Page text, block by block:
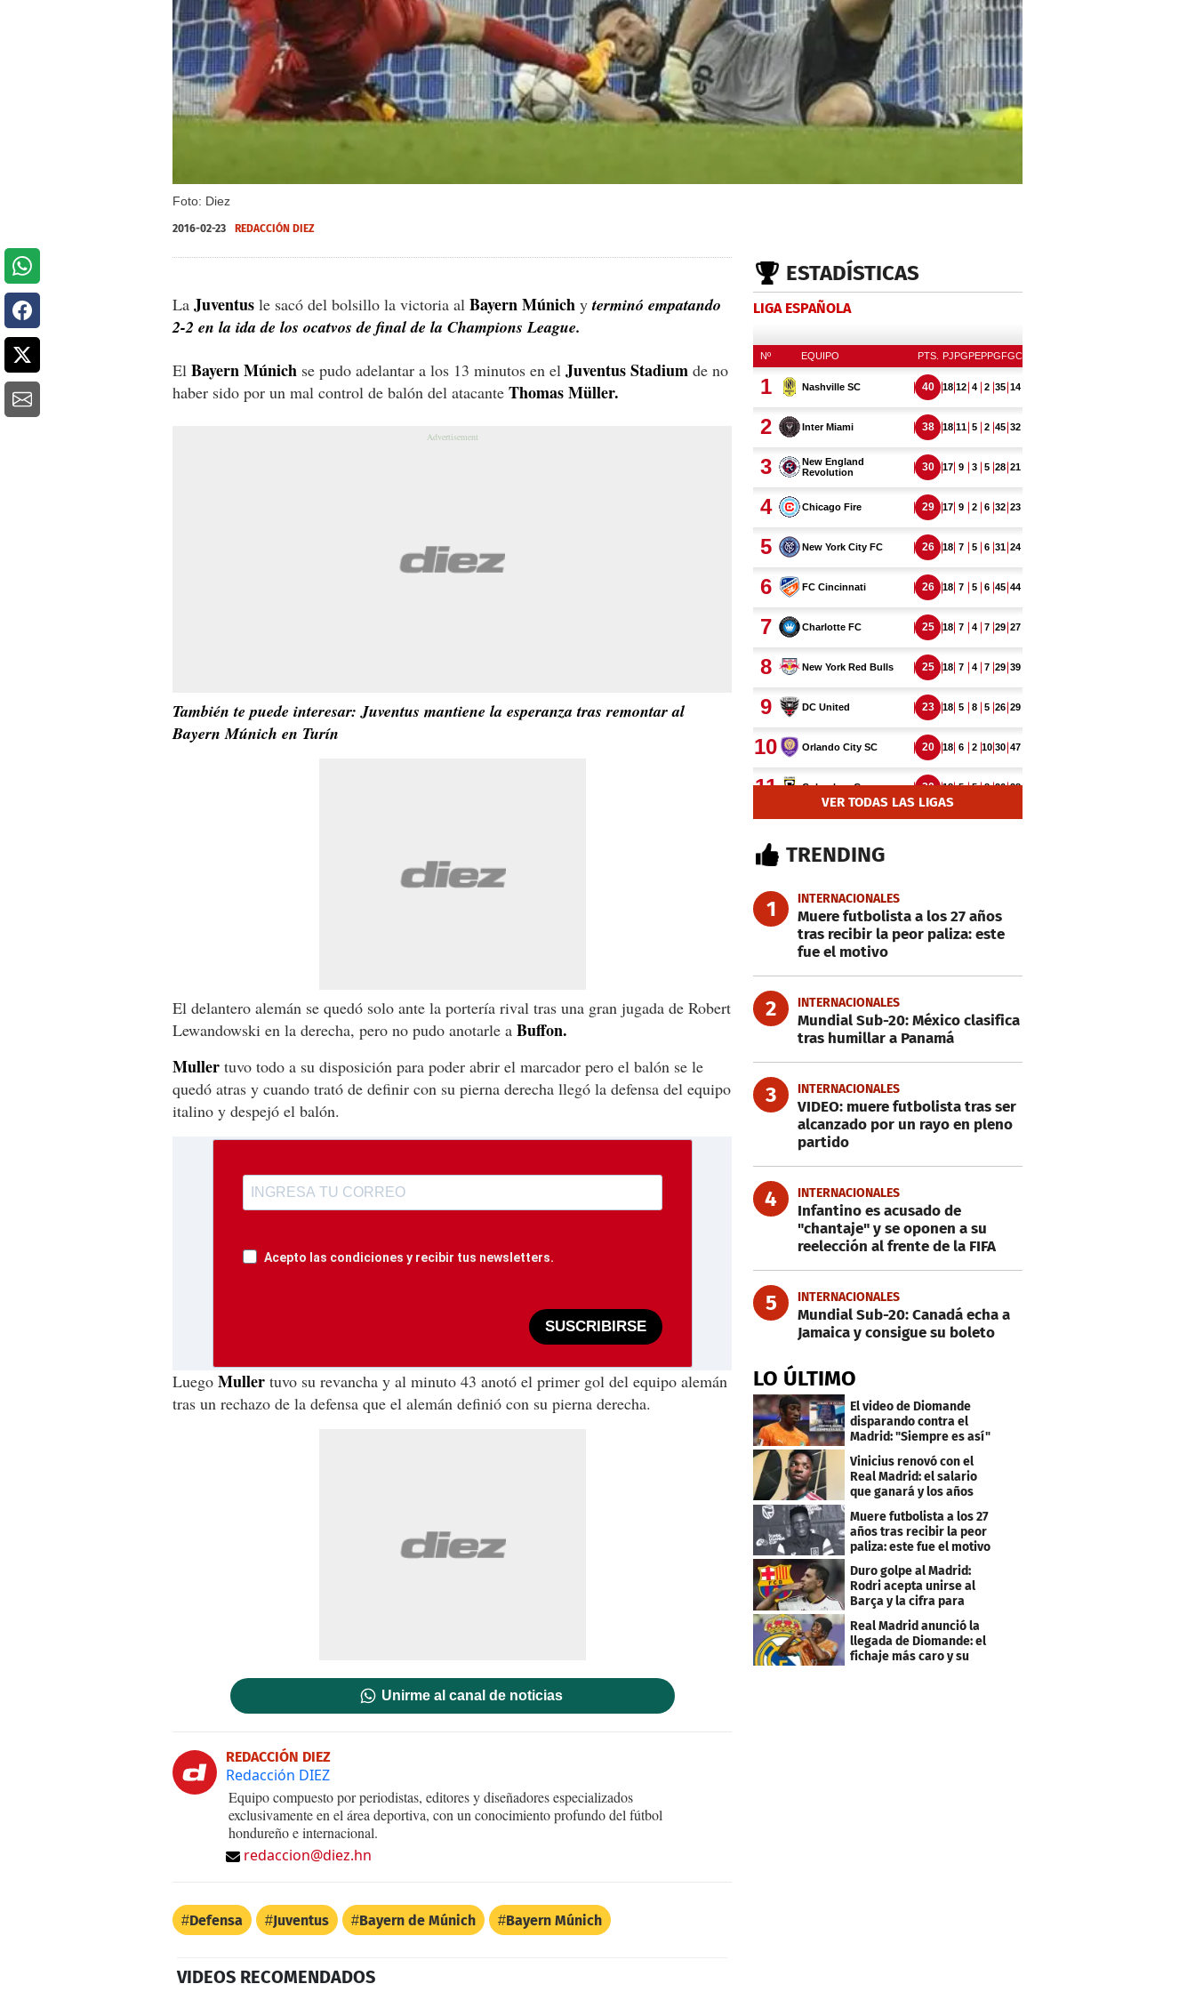
Foto: Diez
2016-02-23 REDACCIÓN DIEZ
La Juventus le sacó del bolsillo la victoria al Bayern Múnich yterminó empatando
2-2 en la ida de los ocatvos de final de la Champions League.
El Bayern Múnich se pudo adelantar a los 13 minutos en el Juventus Stadium de no
haber sido por un mal control de balón del atacante Thomas Müller.
También te puede interesar: Juventus mantiene la esperanza tras remontar al
Bayern Múnich en Turín
El delantero alemán se quedó solo ante la portería rival tras una gran jugada de Robert
Lewandowski en la derecha, pero no pudo anotarle a Buffon.
Muller tuvo todo a su disposición para poder abrir el marcador pero el balón se le
quedó atras y cuando trató de definir con su pierna derecha llegó la defensa del equipo
italino y despejó el balón.
Acepto las condiciones y recibir tus newsletters.
SUSCRIBIRSE
Luego Muller tuvo su revancha y al minuto 43 anotó el primer gol del equipo alemán
tras un rechazo de la defensa que el alemán definió con su pierna derecha.
Unirme al canal de noticias
REDACCIÓN DIEZ
Redacción DIEZ
Equipo compuesto por periodistas, editores y diseñadores especializados
exclusivamente en el área deportiva, con un conocimiento profundo del fútbol
hondureño e internacional.
redaccion@diez.hn
Defensa Juventus Bayern de Múnich Bayern Múnich
VIDEOS RECOMENDADOS
ESTADÍSTICAS
LIGA ESPAÑOLA
VER TODAS LAS LIGAS
TRENDING
1 INTERNACIONALES
Muere futbolista a los 27 años
tras recibir la peor paliza: este
fue el motivo
2 INTERNACIONALES
Mundial Sub-20: México clasifica
tras humillar a Panamá
3 INTERNACIONALES
VIDEO: muere futbolista tras ser
alcanzado por un rayo en pleno
partido
4 INTERNACIONALES
Infantino es acusado de
"chantaje" y se oponen a su
reelección al frente de la FIFA
5 INTERNACIONALES
Mundial Sub-20: Canadá echa a
Jamaica y consigue su boleto
LO ÚLTIMO
El video de Diomande
disparando contra el
Madrid: "Siempre es así"
Vinicius renovó con el
Real Madrid: el salario
que ganará y los años
Muere futbolista a los 27
años tras recibir la peor
paliza: este fue el motivo
Duro golpe al Madrid:
Rodri acepta unirse al
Barça y la cifra para
cerrar su fichaje
Real Madrid anunció la
llegada de Diomande: el
fichaje más caro y su